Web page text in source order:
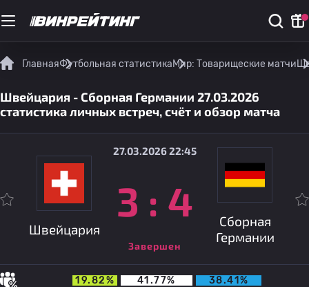
ГлавнаяФутбольная статистикаМир: Товарищеские матчи
Швейцария - Сборная Германии 27.03.2026
статистика личных встреч, счёт и обзор матча
Швейцария
27.03.2026 22:45
3 : 4
Завершен
Сборная
Германии
19.82% 41.77%
38.41%